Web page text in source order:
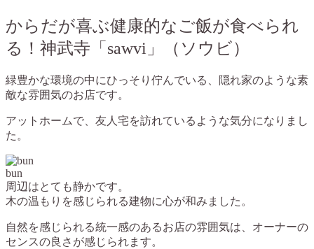
からだが喜ぶ健康的なご飯が食べられ
る！ 神武寺「sawvi」（ソウビ）
緑豊かな環境の中にひっそり佇んでいる、隠れ家のような素
敵な雰囲気のお店です。
アットホームで、友人宅を訪れているような気分になりまし
た。
bun
周辺はとても静かです。
木の温もりを感じられる建物に心が和みました。
自然を感じられる統一感のあるお店の雰囲気は、オーナーの
センスの良さが感じられます。